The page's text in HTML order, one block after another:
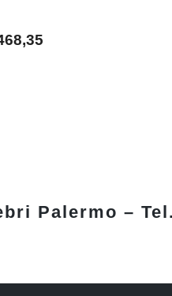
Palermo – Tel.